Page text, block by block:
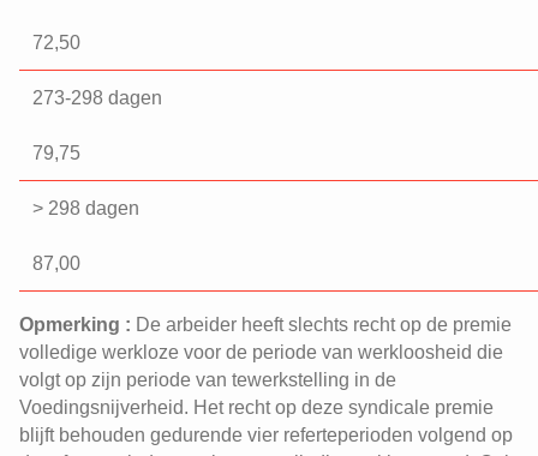
72,50
273-298 dagen
79,75
> 298 dagen
87,00
Opmerking : De arbeider heeft slechts recht op de premie
volledige werkloze voor de periode van werkloosheid die
volgt op zijn periode van tewerkstelling in de
Voedingsnijverheid. Het recht op deze syndicale premie
blijft behouden gedurende vier referteperioden volgend op